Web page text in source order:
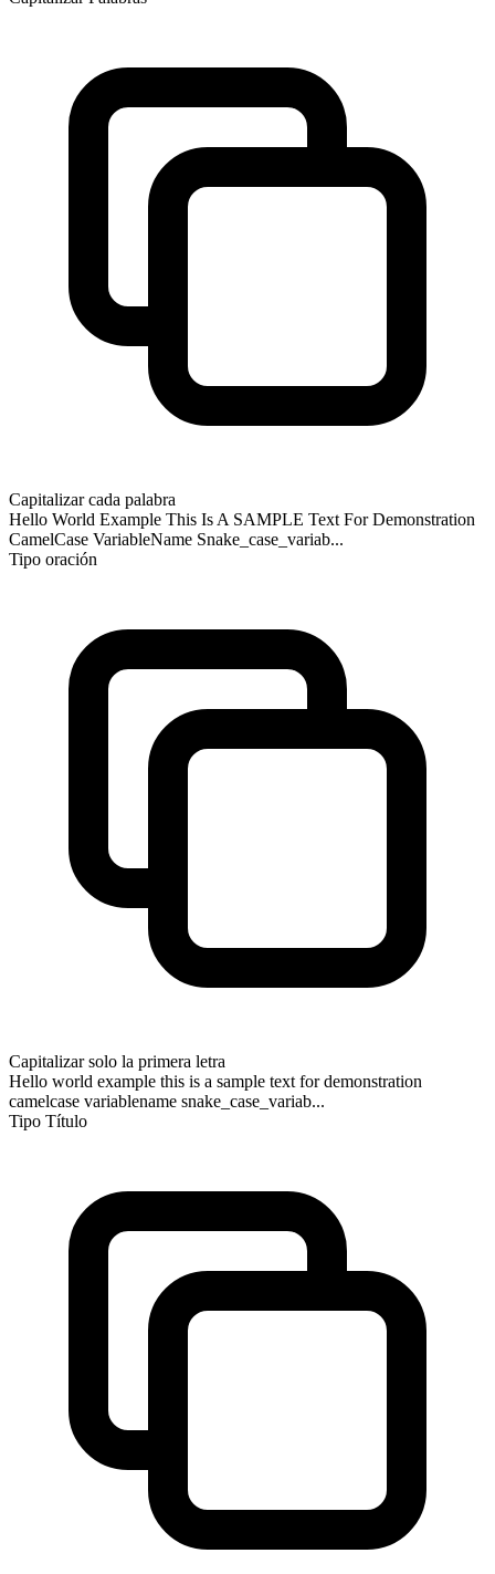
Capitalizar cada palabra
Hello World Example This Is A SAMPLE Text For Demonstration
CamelCase VariableName Snake_case_variab...
Tipo oración
Capitalizar solo la primera letra
Hello world example this is a sample text for demonstration
camelcase variablename snake_case_variab...
Tipo Título